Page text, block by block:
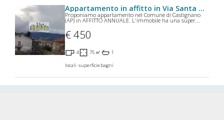
Appartamento in affitto in Via Santa Giuliana 11 a Castignano
Proponiamo appartamento nel Comune di Castignano
(AP) in AFFITTO ANNUALE. L'immobile ha una super...
€ 450
4
locali
75 ㎡
superficie
1
bagni